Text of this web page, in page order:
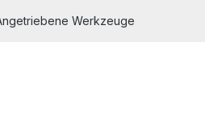
Werkzeuge